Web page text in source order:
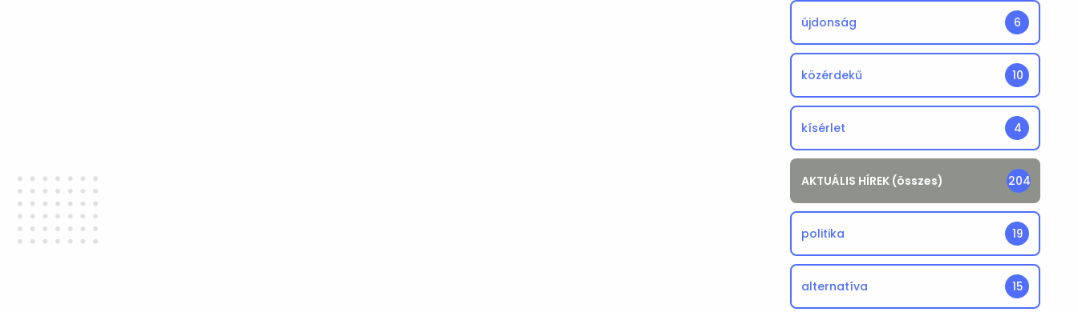
újdonság 6
közérdekű 10
kísérlet 4
AKTUÁLIS HÍREK (összes) 204
politika 19
alternatíva 15